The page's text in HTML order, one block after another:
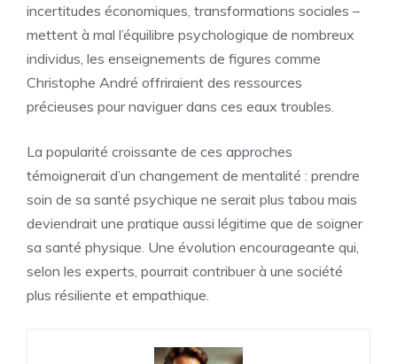
incertitudes économiques, transformations sociales –
mettent à mal l’équilibre psychologique de nombreux
individus, les enseignements de figures comme
Christophe André offriraient des ressources
précieuses pour naviguer dans ces eaux troubles.
La popularité croissante de ces approches
témoignerait d’un changement de mentalité : prendre
soin de sa santé psychique ne serait plus tabou mais
deviendrait une pratique aussi légitime que de soigner
sa santé physique. Une évolution encourageante qui,
selon les experts, pourrait contribuer à une société
plus résiliente et empathique.